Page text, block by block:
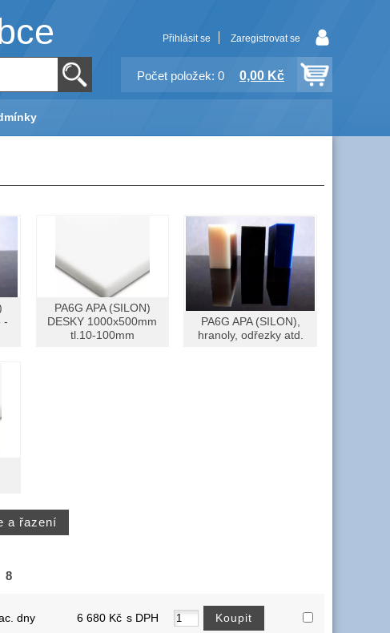
Přihlásit se Zaregistrovat se
Počet položek: 0 0,00 Kč
-
PA6G APA (SILON)
DESKY 1000x500mm
tl.10-100mm
PA6G APA (SILON),
hranoly, odřezky atd.
8
dny 6 680 Kč s DPH